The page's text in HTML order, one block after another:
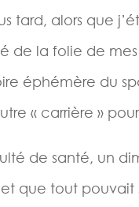
tard, alors que
de la folie de
éphémère du
« carrière »
de santé, un
que tout pouvait